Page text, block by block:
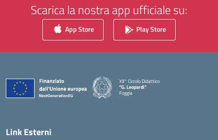
Scarica la nostra app ufficiale su:
App Store Play Store
XII° Circolo Didattico
"G. Leopardi"
Foggia
— Visita la pagina iniziale della scuola
Link Esterni